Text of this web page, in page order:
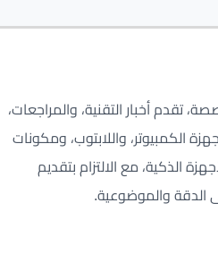
تقدم أخبار التقنية، والمراجعات،
الكمبيوتر، واللابتوب، ومكونات
الذكية، مع الالتزام بتقديم
والموضوعية.